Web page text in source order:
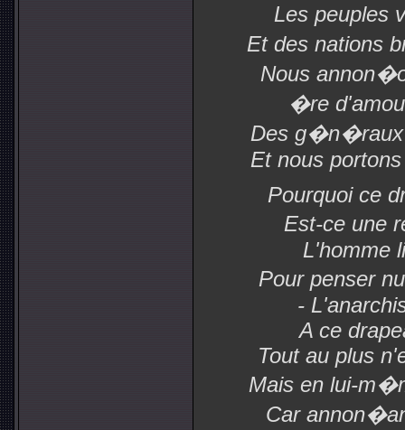
Les
Et des nations
Nous
�re
Des g�n�raux
Et nous
Pourquoi ce
Est-ce une
L'homme
Pour penser
-
A ce
Tout au plus
Mais en lui-
Car